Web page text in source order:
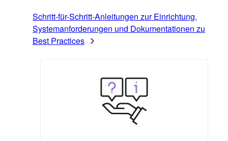
Schritt-für-Schritt-Anleitungen zur Einrichtung,
Systemanforderungen und Dokumentationen zu
Best Practices